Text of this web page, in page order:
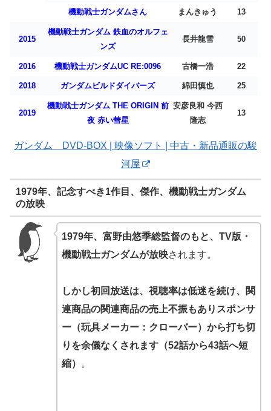
機動戦士ガンダムさん まんきゅう 13
2015
機動戦士ガンダム 鉄血のオルフェ
ンズ
長井龍雪 50
2016 機動戦士ガンダムUC RE:0096 古橋一浩 22
2018 ガンダムビルドダイバーズ 綿田慎也 25
2019
機動戦士ガンダム THE ORIGIN 前
夜 赤い彗星
安彦良和 今西
隆志
13
ガンダム DVD-BOX | 映像ソフト | 中古・新品通販の駿
河屋
1979年、記念すべき1作目、傑作、機動戦士ガンダム
の放映
1979年、富野由悠季総監督のもと、TV版・
機動戦士ガンダムが放映されます。
しかし初回放送は、視聴率は低迷を続け、関
連商品の関連商品の売上不振もありスポンサ
ー（玩具メーカー：クローバー）から打ち切
りを余儀なくされます（52話から43話へ短
縮）
。